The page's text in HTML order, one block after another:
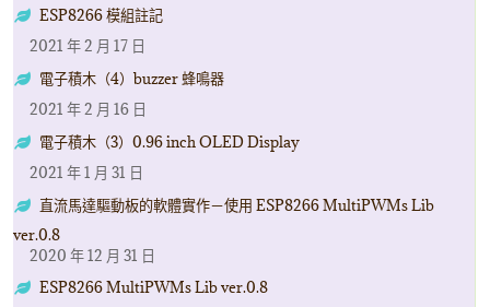
ESP8266 模組註記
2021 年 2 月 17 日
電子積木（4）buzzer 蜂鳴器
2021 年 2 月 16 日
電子積木（3）0.96 inch OLED Display
2021 年 1 月 31 日
直流馬達驅動板的軟體實作－使用 ESP8266 MultiPWMs Lib
ver.0.8
2020 年 12 月 31 日
ESP8266 MultiPWMs Lib ver.0.8